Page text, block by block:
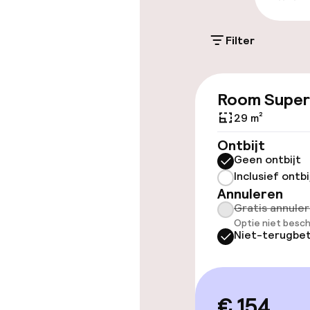
Openbaar
Overal
Lift
Kamers
Filter
Room
29 m²
Ontbijt
Geen ontbijt
Inclusief
Annuleren
Gratis
Optie niet
Niet-